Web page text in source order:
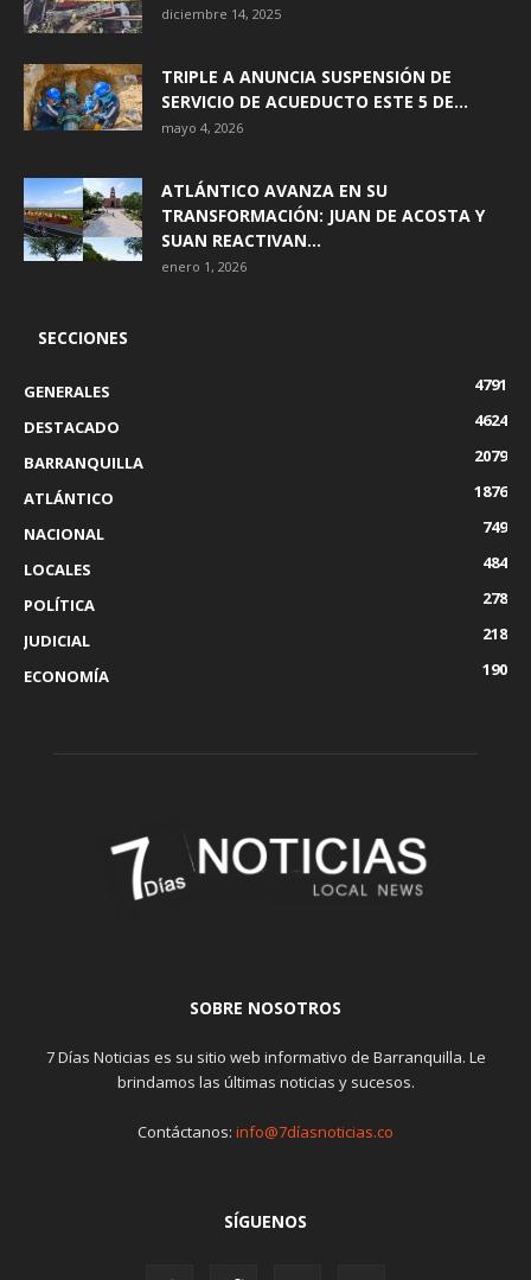
diciembre 14, 2025
TRIPLE A ANUNCIA SUSPENSIÓN DE
SERVICIO DE ACUEDUCTO ESTE 5 DE...
mayo 4, 2026
ATLÁNTICO AVANZA EN SU
TRANSFORMACIÓN: JUAN DE ACOSTA Y
SUAN REACTIVAN...
enero 1, 2026
SECCIONES
GENERALES
4791
DESTACADO
4624
BARRANQUILLA
2079
ATLÁNTICO
1876
NACIONAL
749
LOCALES
484
POLÍTICA
278
JUDICIAL
218
ECONOMÍA
190
SOBRE NOSOTROS
7 Días Noticias es su sitio web informativo de Barranquilla. Le
brindamos las últimas noticias y sucesos.
Contáctanos: info@7díasnoticias.co
SÍGUENOS